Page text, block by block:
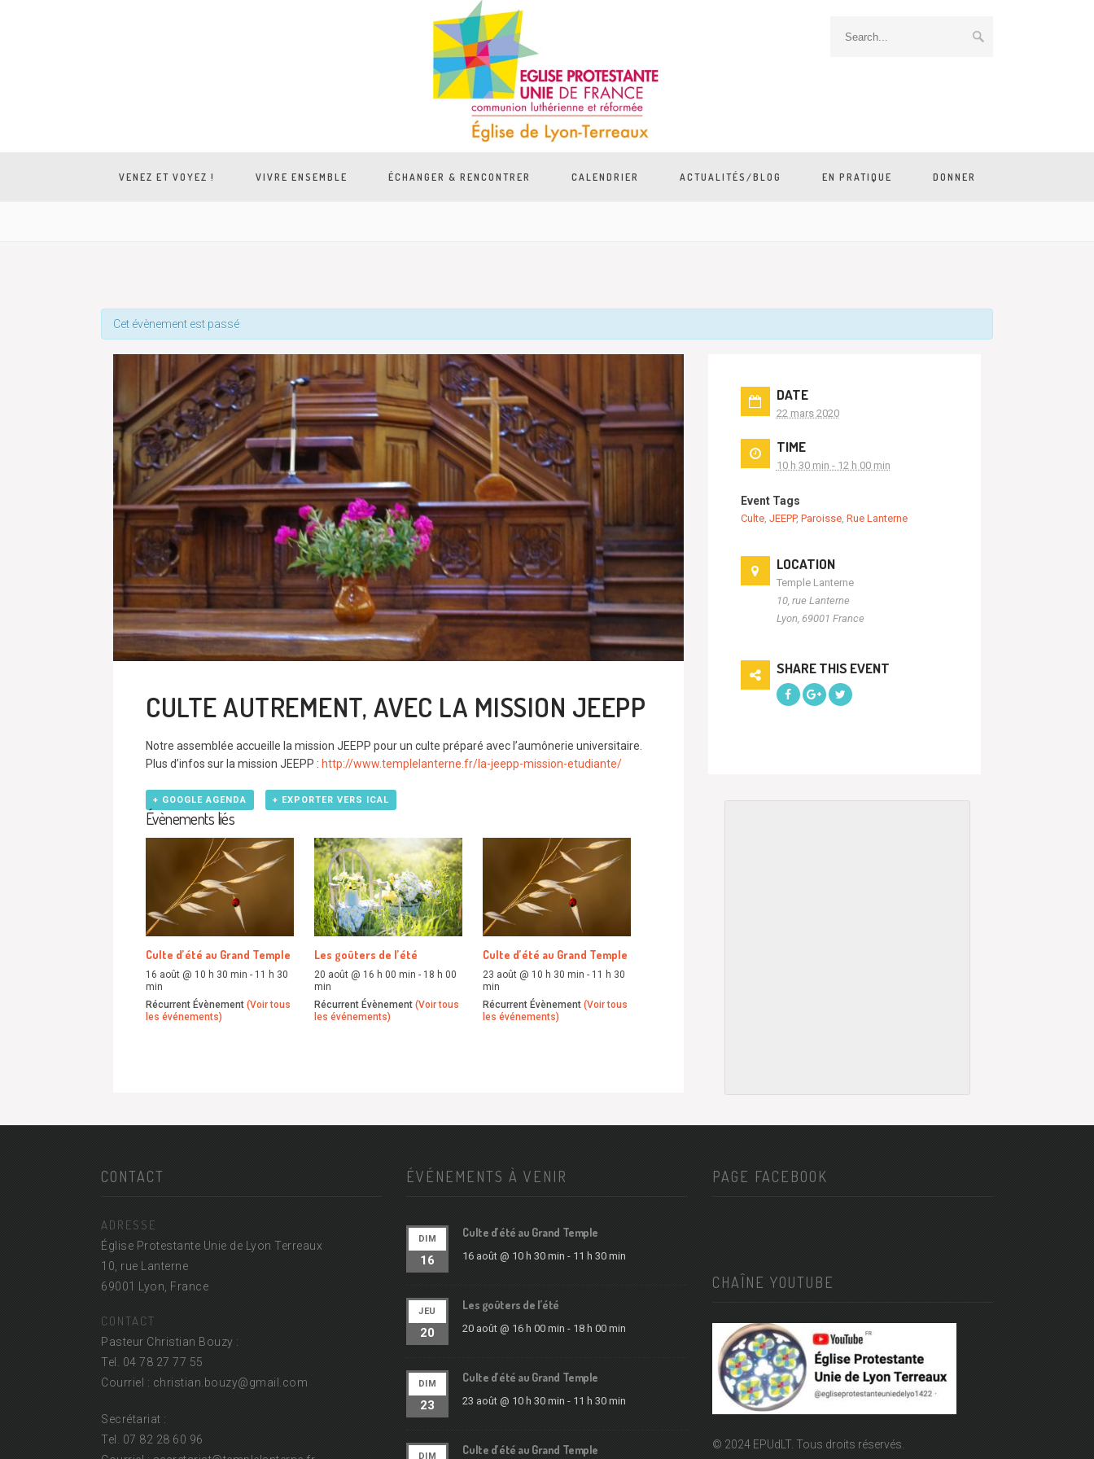
VENEZ ET VOYEZ ! VIVRE ENSEMBLE ÉCHANGER & RENCONTRER CALENDRIER ACTUALITÉS/BLOG EN PRATIQUE DONNER
Cet évènement est passé
CULTE AUTREMENT, AVEC LA MISSION JEEPP
Notre assemblée accueille la mission JEEPP pour un culte préparé avec l’aumônerie universitaire.
Plus d’infos sur la mission JEEPP : http://www.templelanterne.fr/la-jeepp-mission-etudiante/
+ GOOGLE AGENDA + EXPORTER VERS ICAL
Évènements liés
Culte d’été au Grand Temple
16 août @ 10 h 30 min - 11 h 30
min
Récurrent Évènement (Voir tous
les événements)
Les goûters de l’été
20 août @ 16 h 00 min - 18 h 00
min
Récurrent Évènement (Voir tous
les événements)
Culte d’été au Grand Temple
23 août @ 10 h 30 min - 11 h 30
min
Récurrent Évènement (Voir tous
les événements)
DATE
22 mars 2020
TIME
10 h 30 min - 12 h 00 min
Event Tags
Culte, JEEPP, Paroisse, Rue Lanterne
LOCATION
Temple Lanterne
10, rue Lanterne
Lyon, 69001 France
SHARE THIS EVENT
CONTACT
ADRESSE
Église Protestante Unie de Lyon Terreaux
10, rue Lanterne
69001 Lyon, France
CONTACT
Pasteur Christian Bouzy :
Tel. 04 78 27 77 55
Courriel : christian.bouzy@gmail.com
Secrétariat :
Tel. 07 82 28 60 96
ÉVÉNEMENTS À VENIR
DIM
16
Culte d’été au Grand Temple
16 août @ 10 h 30 min - 11 h 30 min
JEU
20
Les goûters de l’été
20 août @ 16 h 00 min - 18 h 00 min
DIM
23
Culte d’été au Grand Temple
23 août @ 10 h 30 min - 11 h 30 min
DIM Culte d’été au Grand Temple
PAGE FACEBOOK
CHAÎNE YOUTUBE
© 2024 EPUdLT. Tous droits réservés.